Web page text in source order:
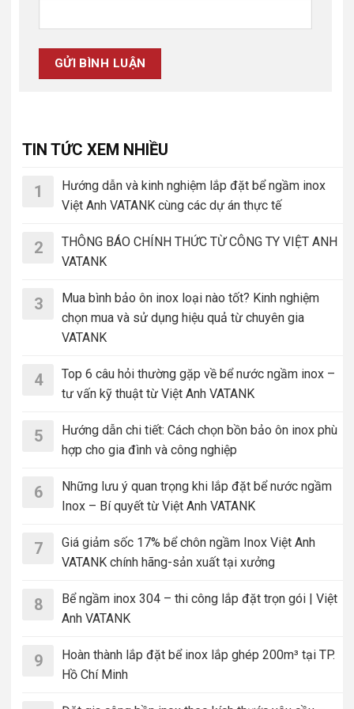
TIN TỨC XEM NHIỀU
1
Hướng dẫn và kinh nghiệm lắp đặt bể ngầm inox
Việt Anh VATANK cùng các dự án thực tế
2
THÔNG BÁO CHÍNH THỨC TỪ CÔNG TY VIỆT ANH
VATANK
3
Mua bình bảo ôn inox loại nào tốt? Kinh nghiệm
chọn mua và sử dụng hiệu quả từ chuyên gia
VATANK
4
Top 6 câu hỏi thường gặp về bể nước ngầm inox –
tư vấn kỹ thuật từ Việt Anh VATANK
5
Hướng dẫn chi tiết: Cách chọn bồn bảo ôn inox phù
hợp cho gia đình và công nghiệp
6
Những lưu ý quan trọng khi lắp đặt bể nước ngầm
Inox – Bí quyết từ Việt Anh VATANK
7
Giá giảm sốc 17% bể chôn ngầm Inox Việt Anh
VATANK chính hãng-sản xuất tại xưởng
8
Bể ngầm inox 304 – thi công lắp đặt trọn gói | Việt
Anh VATANK
9
Hoàn thành lắp đặt bể inox lắp ghép 200m³ tại TP.
Hồ Chí Minh